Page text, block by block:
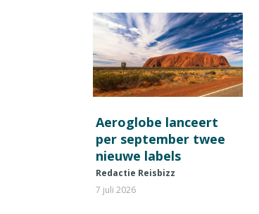
Aeroglobe lanceert
per september twee
nieuwe labels
Redactie Reisbizz
7 juli 2026